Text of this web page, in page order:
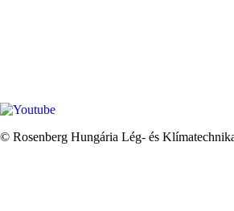
© Rosenberg Hungária Lég- és